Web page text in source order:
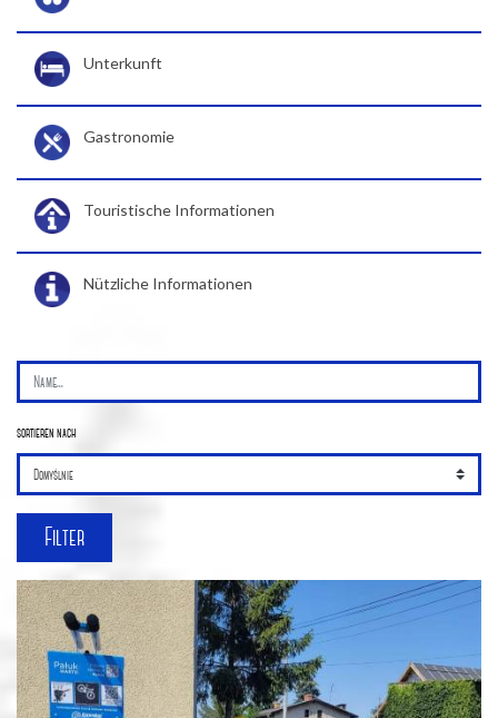
Unterkunft
Gastronomie
Touristische Informationen
Nützliche Informationen
sortieren nach
Filter